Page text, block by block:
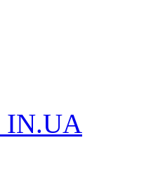
IN.UA